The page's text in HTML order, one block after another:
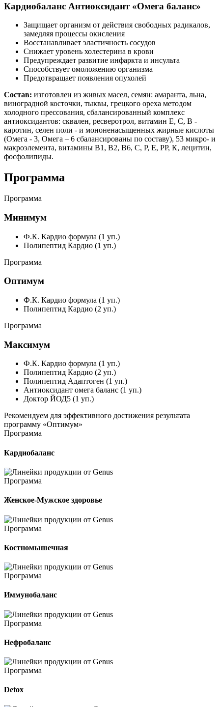
Кардиобаланс Антиоксидант «Омега баланс»
Защищает организм от действия свободных радикалов,
замедляя процессы окисления
Восстанавливает эластичность сосудов
Снижает уровень холестерина в крови
Предупреждает развитие инфаркта и инсульта
Способствует омоложению организма
Предотвращает появления опухолей
Состав: изготовлен из живых масел, семян: амаранта, льна,
виноградной косточки, тыквы, грецкого ореха методом
холодного прессования, сбалансированный комплекс
антиоксидантов: сквален, ресверотрол, витамин Е, С, В -
каротин, селен поли - и мононенасыщенных жирные кислоты
(Омега - 3, Омега – 6 сбалансированы по составу), 53 микро- и
макроэлемента, витамины В1, В2, В6, С, Р, Е, РР, К, лецитин,
фосфолипиды.
Программа
Программа
Минимум
Ф.К. Кардио формула (1 уп.)
Полипептид Кардио (1 уп.)
Программа
Оптимум
Ф.К. Кардио формула (1 уп.)
Полипептид Кардио (2 уп.)
Программа
Максимум
Ф.К. Кардио формула (1 уп.)
Полипептид Кардио (2 уп.)
Полипептид Адаптоген (1 уп.)
Антиоксидант омега баланс (1 уп.)
Доктор ЙОД5 (1 уп.)
Рекомендуем для эффективного достижения результата
программу «Оптимум»
Программа
Кардиобаланс
Программа
Женское-Мужское здоровье
Программа
Костномышечная
Программа
Иммунобаланс
Программа
Нефробаланс
Программа
Detox